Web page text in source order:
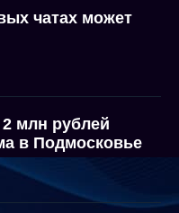
чатах может
млн рублей
в Подмосковье